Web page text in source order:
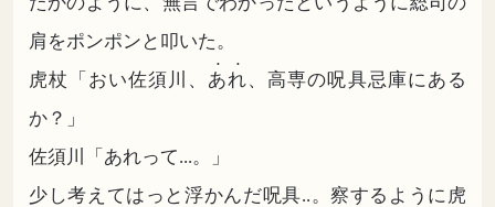
肩をポンポンと叩いた。
虎杖「おい佐須川、 あれ、高専の呪具忌庫にある
か？」
佐須川「あれって...。」
少し考えてはっと浮かんだ呪具..。察するように虎